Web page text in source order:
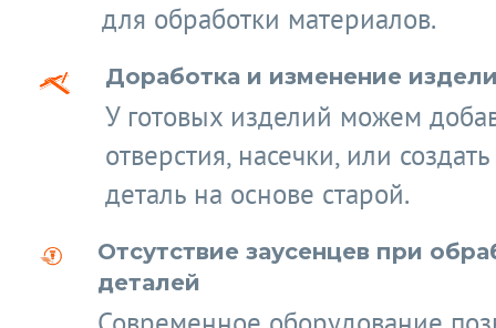
для обработки материалов.
Доработка и изменение
У готовых изделий можем
отверстия, насечки, или
деталь на основе старой.
Отсутствие заусенцев при
деталей